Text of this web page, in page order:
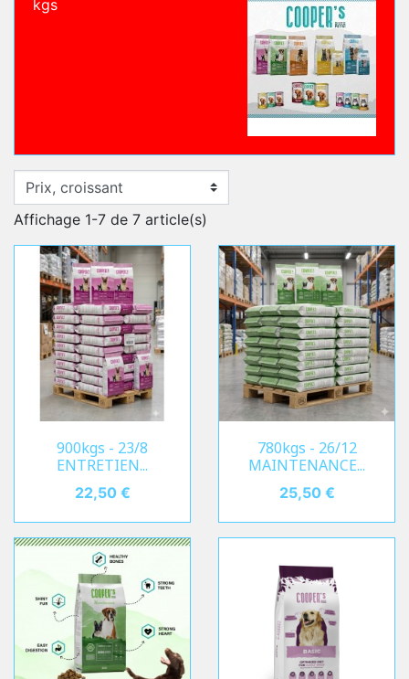
kgs
Affichage 1-7 de 7 article(s)
900kgs - 23/8
ENTRETIEN...
Prix
22,50 €
780kgs - 26/12
MAINTENANCE...
Prix
25,50 €